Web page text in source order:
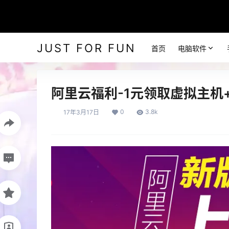
JUST FOR FUN 首页 电脑软件
阿里云福利-1元领取虚拟主机
17年3月17日 0 3.8k